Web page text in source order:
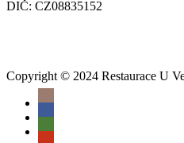
DIČ: CZ08835152
Copyright © 2024 Restaurace U